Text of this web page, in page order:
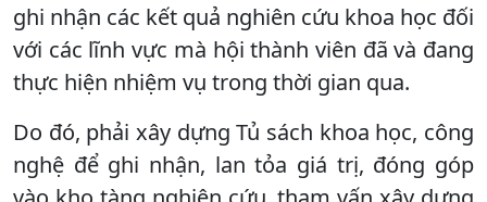
ghi nhận các kết quả nghiên cứu khoa học đối
với các lĩnh vực mà hội thành viên đã và đang
thực hiện nhiệm vụ trong thời gian qua.
Do đó, phải xây dựng Tủ sách khoa học, công
nghệ để ghi nhận, lan tỏa giá trị, đóng góp